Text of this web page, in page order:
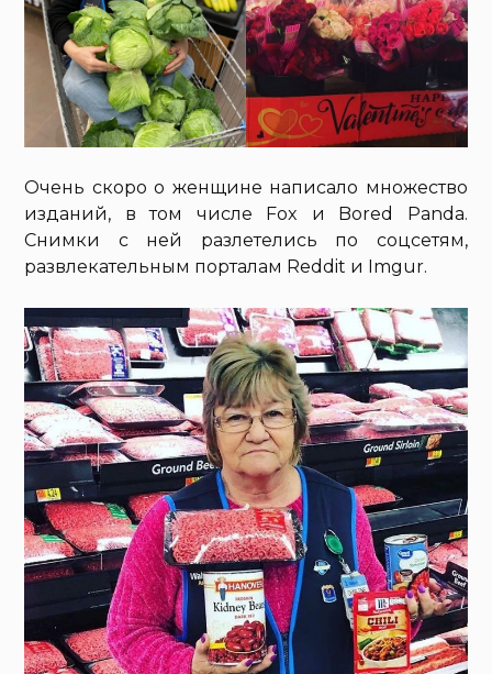
Очень скоро о женщине написало множество
изданий, в том числе Fox и Bored Panda.
Снимки с ней разлетелись по соцсетям,
развлекательным порталам Reddit и Imgur.